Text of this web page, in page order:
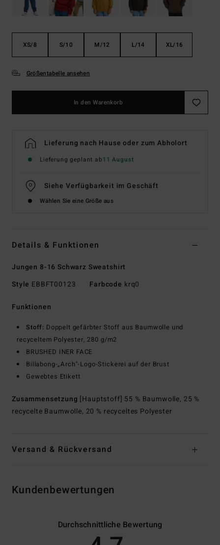
XS/8 S/10 M/12 L/14 XL/16
Größentabelle ansehen
In den Warenkorb
Lieferung nach Hause oder zum Abholort
Lieferung geplant ab11 August
Siehe Verfügbarkeit im Geschäft
Wählen Sie eine Größe aus
Details & Funktionen
Jungen 8-16 Schwarz Sweatshirt
Style EBBFT00123 Farbcode krq0
Funktionen
Stoff: Doppelt gefärbter Stoff aus Baumwolle und
recyceltem Polyester, 280 g/m2
BRUSHED INER FACE
Billabong-„Arch"-Logo-Stickerei auf der Brust
Gewebtes Etikett
Zusammensetzung [Hauptstoff] 55 % Baumwolle, 25 %
recycelte Baumwolle, 20 % recyceltes Polyester
Versand & Rückversand
Kundenbewertungen
Durchschnittliche Bewertung